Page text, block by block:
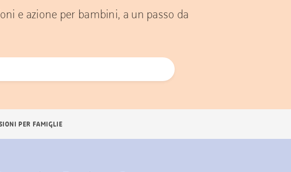
e azione per bambini, a un passo da
PER FAMIGLIE